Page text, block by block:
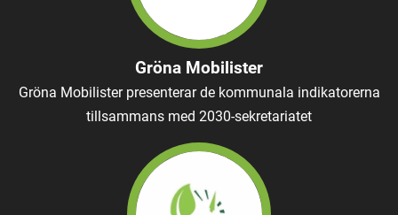
Gröna Mobilister
Gröna Mobilister presenterar de kommunala indikatorerna
tillsammans med 2030-sekretariatet